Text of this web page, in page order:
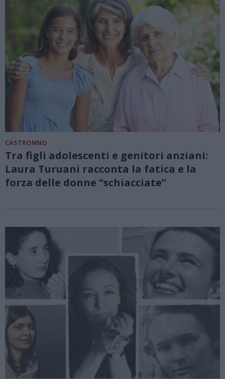
CASTRONNO
Tra figli adolescenti e genitori anziani:
Laura Turuani racconta la fatica e la
forza delle donne “schiacciate”